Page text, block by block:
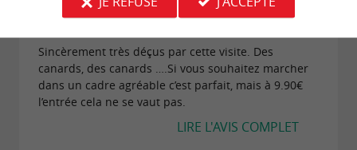
Avis publié par mariechristineg480 le
Sincèrement très déçus par cette visite. Des
canards, des canards ….Si vous souhaitez marcher
dans un cadre agréable c’est parfait, mais à 9.90€
l’entrée cela ne se vaut pas.
LIRE L'AVIS COMPLET